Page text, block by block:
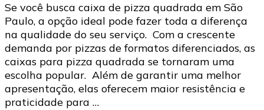
Se você busca caixa de pizza quadrada em São
Paulo, a opção ideal pode fazer toda a diferença
na qualidade do seu serviço. Com a crescente
demanda por pizzas de formatos diferenciados, as
caixas para pizza quadrada se tornaram uma
escolha popular. Além de garantir uma melhor
apresentação, elas oferecem maior resistência e
praticidade para …